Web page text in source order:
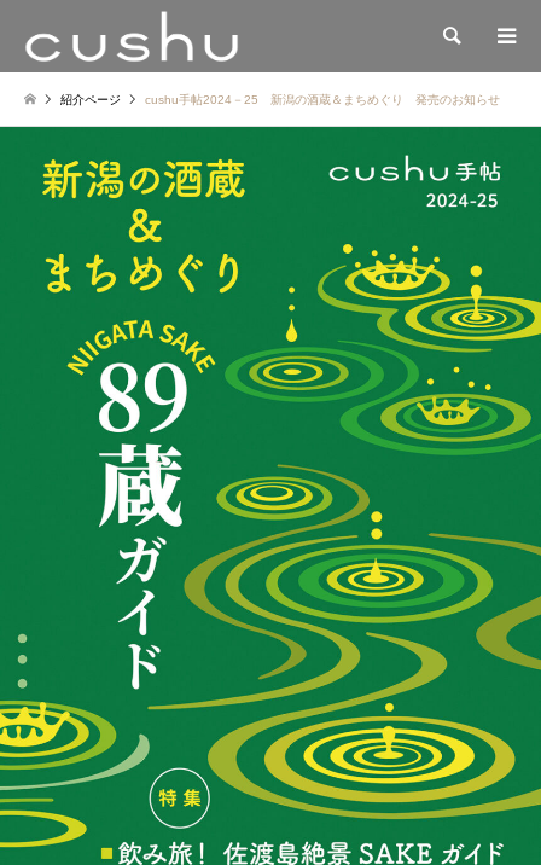
検索
紹介ページ cushu手帖2024－25 新潟の酒蔵＆まちめぐり 発売のお知らせ